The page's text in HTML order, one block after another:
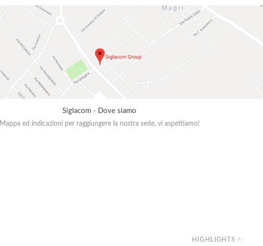
Siglacom - Dove siamo
Mappa ed indicazioni per raggiungere la nostra sede, vi aspettiamo!
HIGHLIGHTS